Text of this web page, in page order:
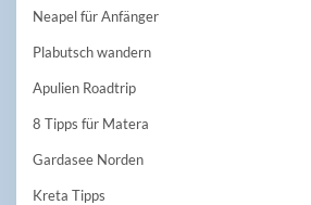
Neapel für Anfänger
Plabutsch wandern
Apulien Roadtrip
8 Tipps für Matera
Gardasee Norden
Kreta Tipps